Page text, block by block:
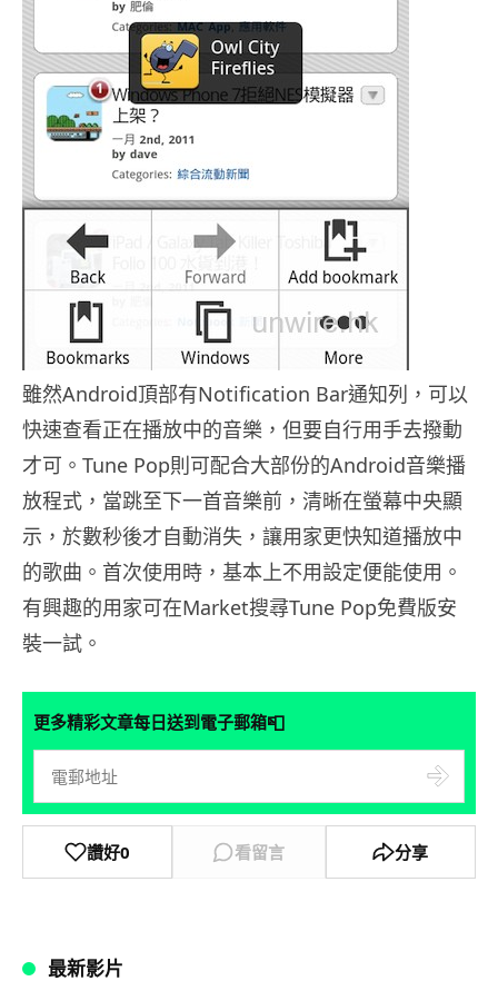
雖然Android頂部有Notification Bar通知列，可以
快速查看正在播放中的音樂，但要自行用手去撥動
才可。Tune Pop則可配合大部份的Android音樂播
放程式，當跳至下一首音樂前，清晰在螢幕中央顯
示，於數秒後才自動消失，讓用家更快知道播放中
的歌曲。首次使用時，基本上不用設定便能使用。
有興趣的用家可在Market搜尋Tune Pop免費版安
裝一試。
更多精彩文章每日送到電子郵箱📮
讚好0 看留言 分享
最新影片